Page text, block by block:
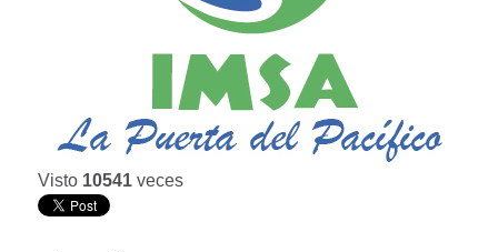
Visto 10541 veces